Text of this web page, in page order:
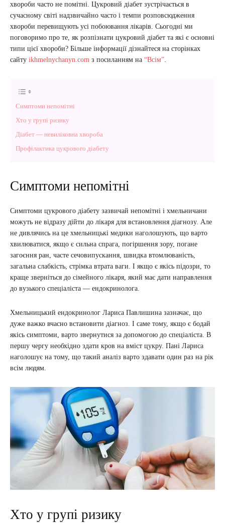
хвороби часто не помітні. Цукровий діабет зустрічається в
сучасному світі надзвичайно часто і темпи розповсюдження
хвороби перевищують усі побоювання лікарів. Сьогодні ми
поговоримо про те, як розпізнати цукровий діабет та які є основні
типи цієї хвороби? Більше інформації дізнайтеся на сторінках
сайту ikhmelnychanyn.com з посиланням на “Всім”.
Симптоми непомітні
Хто у групі ризику
Діабет — невиліковна хвороба
Профілактика цукрового діабету
Симптоми непомітні
Симптоми цукрового діабету зазвичай непомітні і хмельничани
можуть не відразу дійти до лікаря для встановлення діагнозу. Але
не дивлячись на це хмельницькі медики наголошують, що варто
хвилюватися, якщо є сильна спрага, погіршення зору, погане
загоєння ран, часте сечовипускання, швидка втомлюваність,
загальна слабкість, стрімка втрата ваги. І якщо є якісь підозри, то
краще зверніться до сімейного лікаря, який має дати направлення
до вузького спеціаліста — ендокринолога.
Хмельницький ендокринолог Лариса Павлишина зазначає, що
дуже важко вчасно встановити діагноз. І саме тому, якщо є бодай
якісь симптоми, варто звернутися за допомогою до спеціаліста. В
першу чергу необхідно здати кров на вміст цукру. Пані Лариса
наголошує на тому, що такий аналіз варто здавати один раз на рік
всім людям.
Хто у групі ризику